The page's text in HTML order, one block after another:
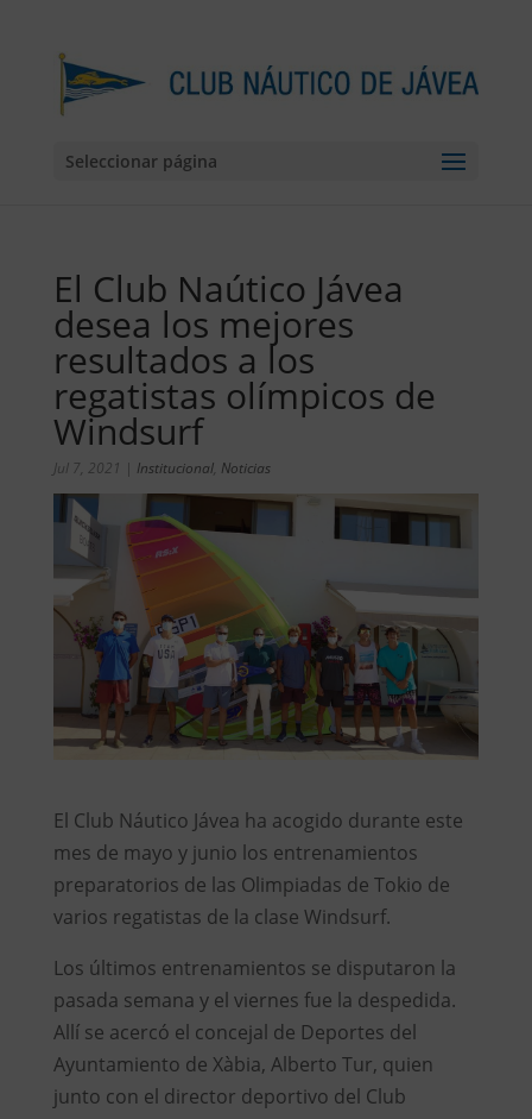
Seleccionar página
El Club Naútico Jávea
desea los mejores
resultados a los
regatistas olímpicos de
Windsurf
Jul 7, 2021 | Institucional, Noticias
El Club Náutico Jávea ha acogido durante este
mes de mayo y junio los entrenamientos
preparatorios de las Olimpiadas de Tokio de
varios regatistas de la clase Windsurf.
Los últimos entrenamientos se disputaron la
pasada semana y el viernes fue la despedida.
Allí se acercó el concejal de Deportes del
Ayuntamiento de Xàbia, Alberto Tur, quien
junto con el director deportivo del Club